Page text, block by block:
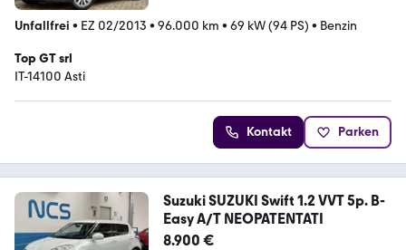
Unfallfrei • EZ 02/2013 • 96.000 km • 69 kW (94 PS) • Benzin
Top GT srl
IT-14100 Asti
Kontakt Parken
Suzuki SUZUKI Swift 1.2 VVT 5p. B-
Easy A/T NEOPATENTATI
8.900 €